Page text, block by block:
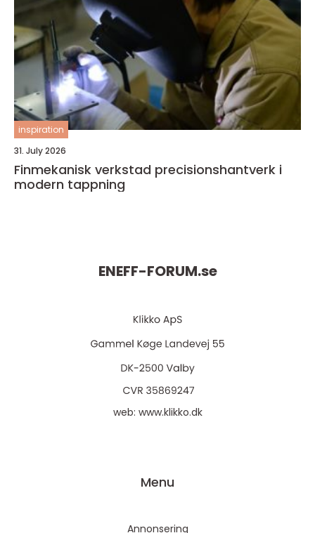
inspiration
31. July 2026
Finmekanisk verkstad precisionshantverk i
modern tappning
ENEFF-FORUM.se
web: www.klikko.dk
Menu
Annonsering